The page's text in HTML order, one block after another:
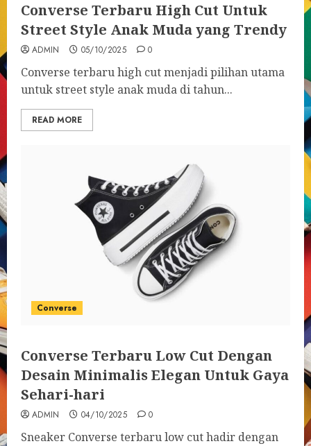
Converse Terbaru High Cut Untuk
Street Style Anak Muda yang Trendy
ADMIN 05/10/2025 0
Converse terbaru high cut menjadi pilihan utama
untuk street style anak muda di tahun...
READ MORE
Converse
Converse Terbaru Low Cut Dengan
Desain Minimalis Elegan Untuk Gaya
Sehari-hari
ADMIN 04/10/2025 0
Sneaker Converse terbaru low cut hadir dengan